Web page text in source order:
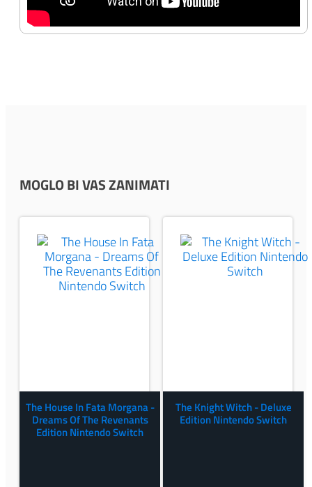
MOGLO BI VAS ZANIMATI
The House In Fata Morgana -
Dreams Of The Revenants
Edition Nintendo Switch
The Knight Witch - Deluxe
Edition Nintendo Switch